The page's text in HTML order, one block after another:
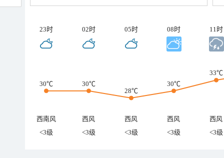
23时 02时 05时 08时 11时
30℃
30℃
28℃
30℃
33℃
西南风 西风 西风 西风
西风
<3级
<3级 <3级 <3级 <3级